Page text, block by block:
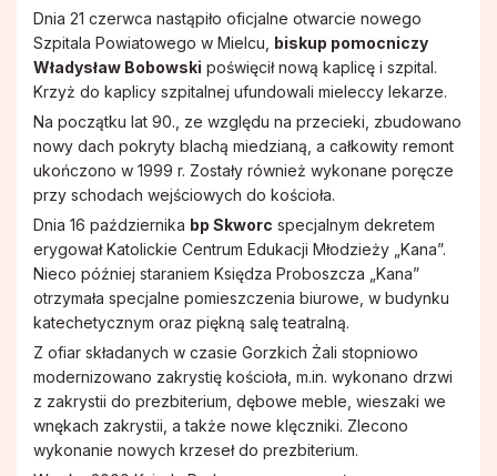
Dnia 21 czerwca nastąpiło oficjalne otwarcie nowego
Szpitala Powiatowego w Mielcu, biskup pomocniczy
Władysław Bobowski poświęcił nową kaplicę i szpital.
Krzyż do kaplicy szpitalnej ufundowali mieleccy lekarze.
Na początku lat 90., ze względu na przecieki, zbudowano
nowy dach pokryty blachą miedzianą, a całkowity remont
ukończono w 1999 r. Zostały również wykonane poręcze
przy schodach wejściowych do kościoła.
Dnia 16 października bp Skworc specjalnym dekretem
erygował Katolickie Centrum Edukacji Młodzieży „Kana”.
Nieco później staraniem Księdza Proboszcza „Kana”
otrzymała specjalne pomieszczenia biurowe, w budynku
katechetycznym oraz piękną salę teatralną.
Z ofiar składanych w czasie Gorzkich Żali stopniowo
modernizowano zakrystię kościoła, m.in. wykonano drzwi
z zakrystii do prezbiterium, dębowe meble, wieszaki we
wnękach zakrystii, a także nowe klęczniki. Zlecono
wykonanie nowych krzeseł do prezbiterium.